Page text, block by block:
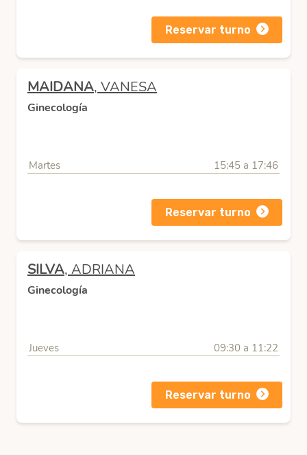
Reservar turno
MAIDANA, VANESA
Ginecología
Martes 15:45 a 17:46
Reservar turno
SILVA, ADRIANA
Ginecología
Jueves 09:30 a 11:22
Reservar turno